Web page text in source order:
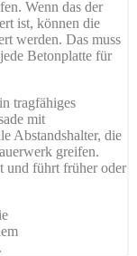
Wenn das der
ist, können die
werden. Das muss
Betonplatte für
tragfähiges
mit
Abstandshalter, die
greifen.
und führt früher oder